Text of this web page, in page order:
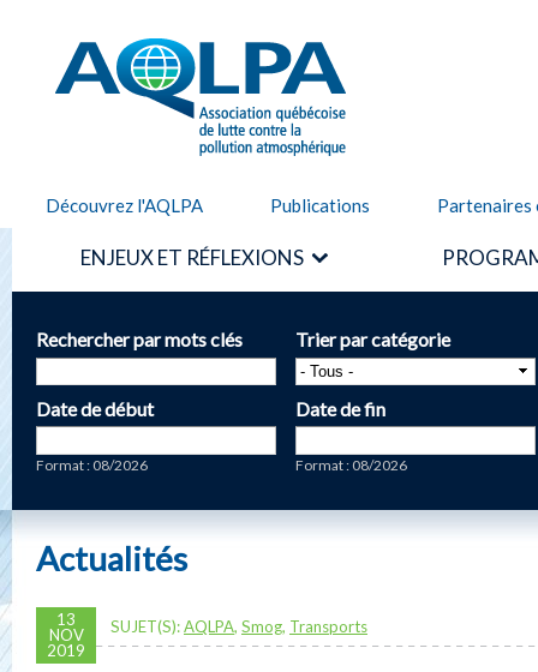
AQLPA
Découvrez l'AQLPA Publications Partenaires
ENJEUX ET RÉFLEXIONS
Rechercher par mots clés Trier par catégorie
Date de début
Format : 08/2026
Date de fin
Format : 08/2026
Actualités
13
NOV
2019
SUJET(S):AQLPA, Smog, Transports